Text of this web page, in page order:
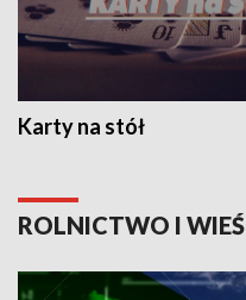
Karty na stół
ROLNICTWO I WIEŚ